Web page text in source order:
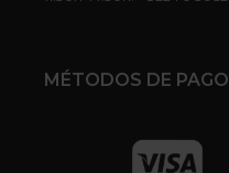
MÉTODOS DE PAGO